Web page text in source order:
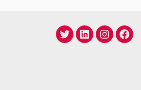
TwitterLinkedIn